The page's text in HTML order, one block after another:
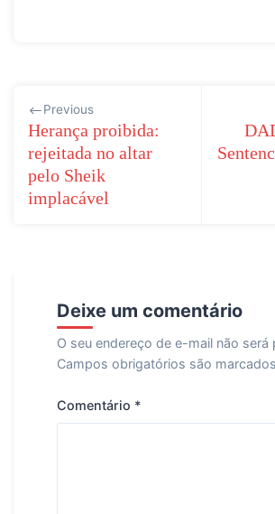
Navegação
de
Post
Previous
Herança proibida:
rejeitada no altar
pelo Sheik
implacável
Deixe um comentário
O seu endereço de e-mail não será
Campos obrigatórios são
Comentário *